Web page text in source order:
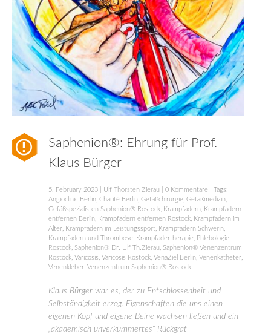
Saphenion®: Ehrung für Prof.
Klaus Bürger
5. February 2023 Ulf Thorsten Zierau 0 Kommentare | Tags:
Angioclinic Berlin Charité Berlin Gefäßchirurgie Gefäßmedizin
Gefäßspezialisten Saphenion® Rostock
Krampfadern
Krampfadern
entfernen Berlin
Krampfadern entfernen Rostock
Krampfadern im
Alter
Krampfadern im Leistungssport Krampfadern Schwerin
Krampfadern und Thrombose
Krampfadertherapie
Phlebologie
Rostock Saphenion® Dr. Ulf Th.Zierau
Saphenion® Venenzentrum
Rostock Varicosis Varicosis Rostock VenaZiel Berlin Venenkatheter
Venenkleber Venenzentrum Saphenion® Rostock
Klaus Bürger war es, der zu Entschlossenheit und
Selbständigkeit erzog. Eigenschaften die uns einen
eigenen Kopf und eigene Beine wachsen ließen und ein
„akademisch unverkümmertes“ Rückgrat